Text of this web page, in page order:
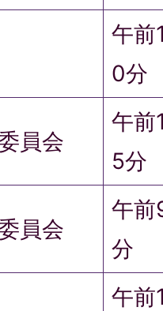
午前
0分
員会
午前
5分
員会
午
分
午前